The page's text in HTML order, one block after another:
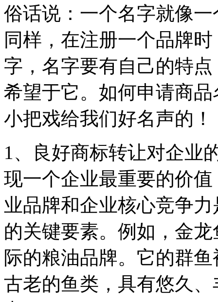
俗话说：一个名字就像
同样，在注册一个品牌
字，名字要有自己的特
希望于它。如何申请商
小把戏给我们好名声的！
1、良好商标转让对企业
现一个企业最重要的价
业品牌和企业核心竞争
的关键要素。例如，金
际的粮油品牌。它的群
古老的鱼类，具有悠久